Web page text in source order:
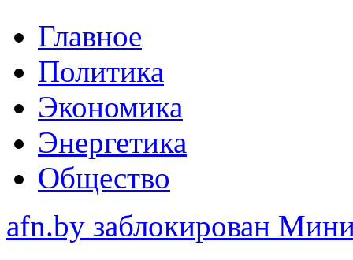
Главное
Политика
Экономика
Энергетика
Общество
afn.by заблокирован